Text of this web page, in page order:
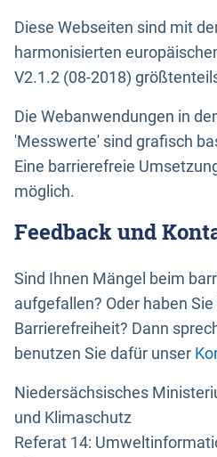
Diese Webseiten sind mit
harmonisierten
V2.1.2 (08-2018)
Die Webanwendungen in
'Messwerte' sind grafisch
Eine barrierefreie
möglich.
Feedback und
Sind Ihnen Mängel beim
aufgefallen? Oder haben
Barrierefreiheit? Dann
benutzen Sie dafür unser
Niedersächsisches
und Klimaschutz
Referat 14: